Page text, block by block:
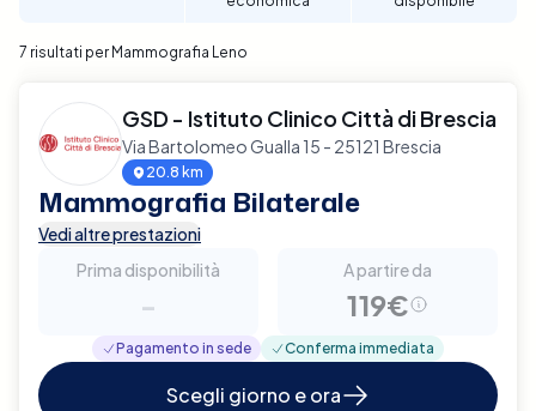
7 risultati per Mammografia Leno
GSD - Istituto Clinico Città di Brescia
Via Bartolomeo Gualla 15 - 25121 Brescia
20.8 km
Mammografia Bilaterale
Vedi altre prestazioni
Prima disponibilità
-
A partire da
119€
Pagamento in sede Conferma immediata
Scegli giorno e ora